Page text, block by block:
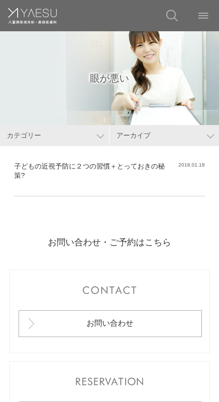
眼が悪い
カテゴリー アーカイブ
子どもの近視予防に２つの習慣＋とっておきの秘
策?
2018.01.18
お問い合わせ・ご予約はこちら
お問い合わせ